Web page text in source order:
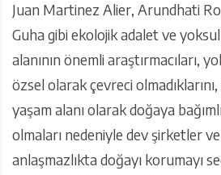
Juan Martinez Alier, Arundhati
Guha gibi ekolojik adalet ve
alanının önemli araştırmacıları,
özsel olarak çevreci
yaşam alanı olarak doğaya
olmaları nedeniyle dev şirketler
anlaşmazlıkta doğayı korumayı